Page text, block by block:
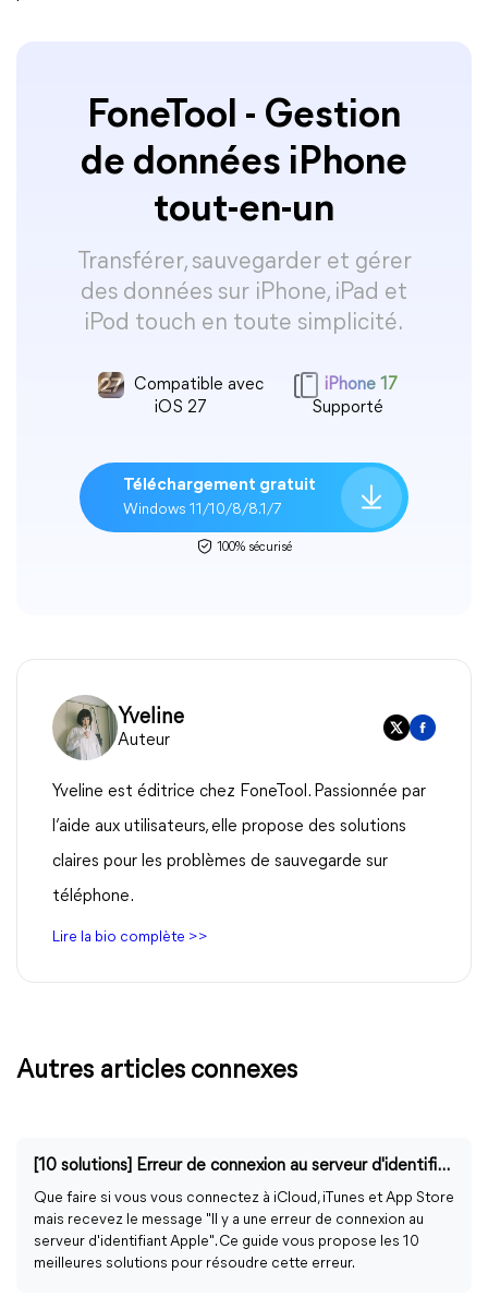
FoneTool - Gestion
de données iPhone
tout-en-un
Transférer, sauvegarder et gérer
des données sur iPhone, iPad et
iPod touch en toute simplicité.
Compatible avec
iOS 27
iPhone 17
Supporté
Téléchargement gratuit
Windows 11/10/8/8.1/7
100% sécurisé
Yveline
Auteur
Yveline est éditrice chez FoneTool. Passionnée par
l’aide aux utilisateurs, elle propose des solutions
claires pour les problèmes de sauvegarde sur
téléphone.
Lire la bio complète >>
Autres articles connexes
[10 solutions] Erreur de connexion au serveur d'identifiant Apple
Que faire si vous vous connectez à iCloud, iTunes et App Store
mais recevez le message "Il y a une erreur de connexion au
serveur d'identifiant Apple". Ce guide vous propose les 10
meilleures solutions pour résoudre cette erreur.